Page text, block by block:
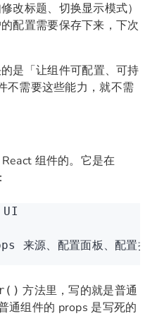
改标题、切换显示模式）
配置需要保存下来，下次
是「让组件可配置、可持
不需要这些能力，就不需
组件的。它是在
UI
来源、配置面板、配置持
方法里，写的就是普通
通组件的 props 是写死的